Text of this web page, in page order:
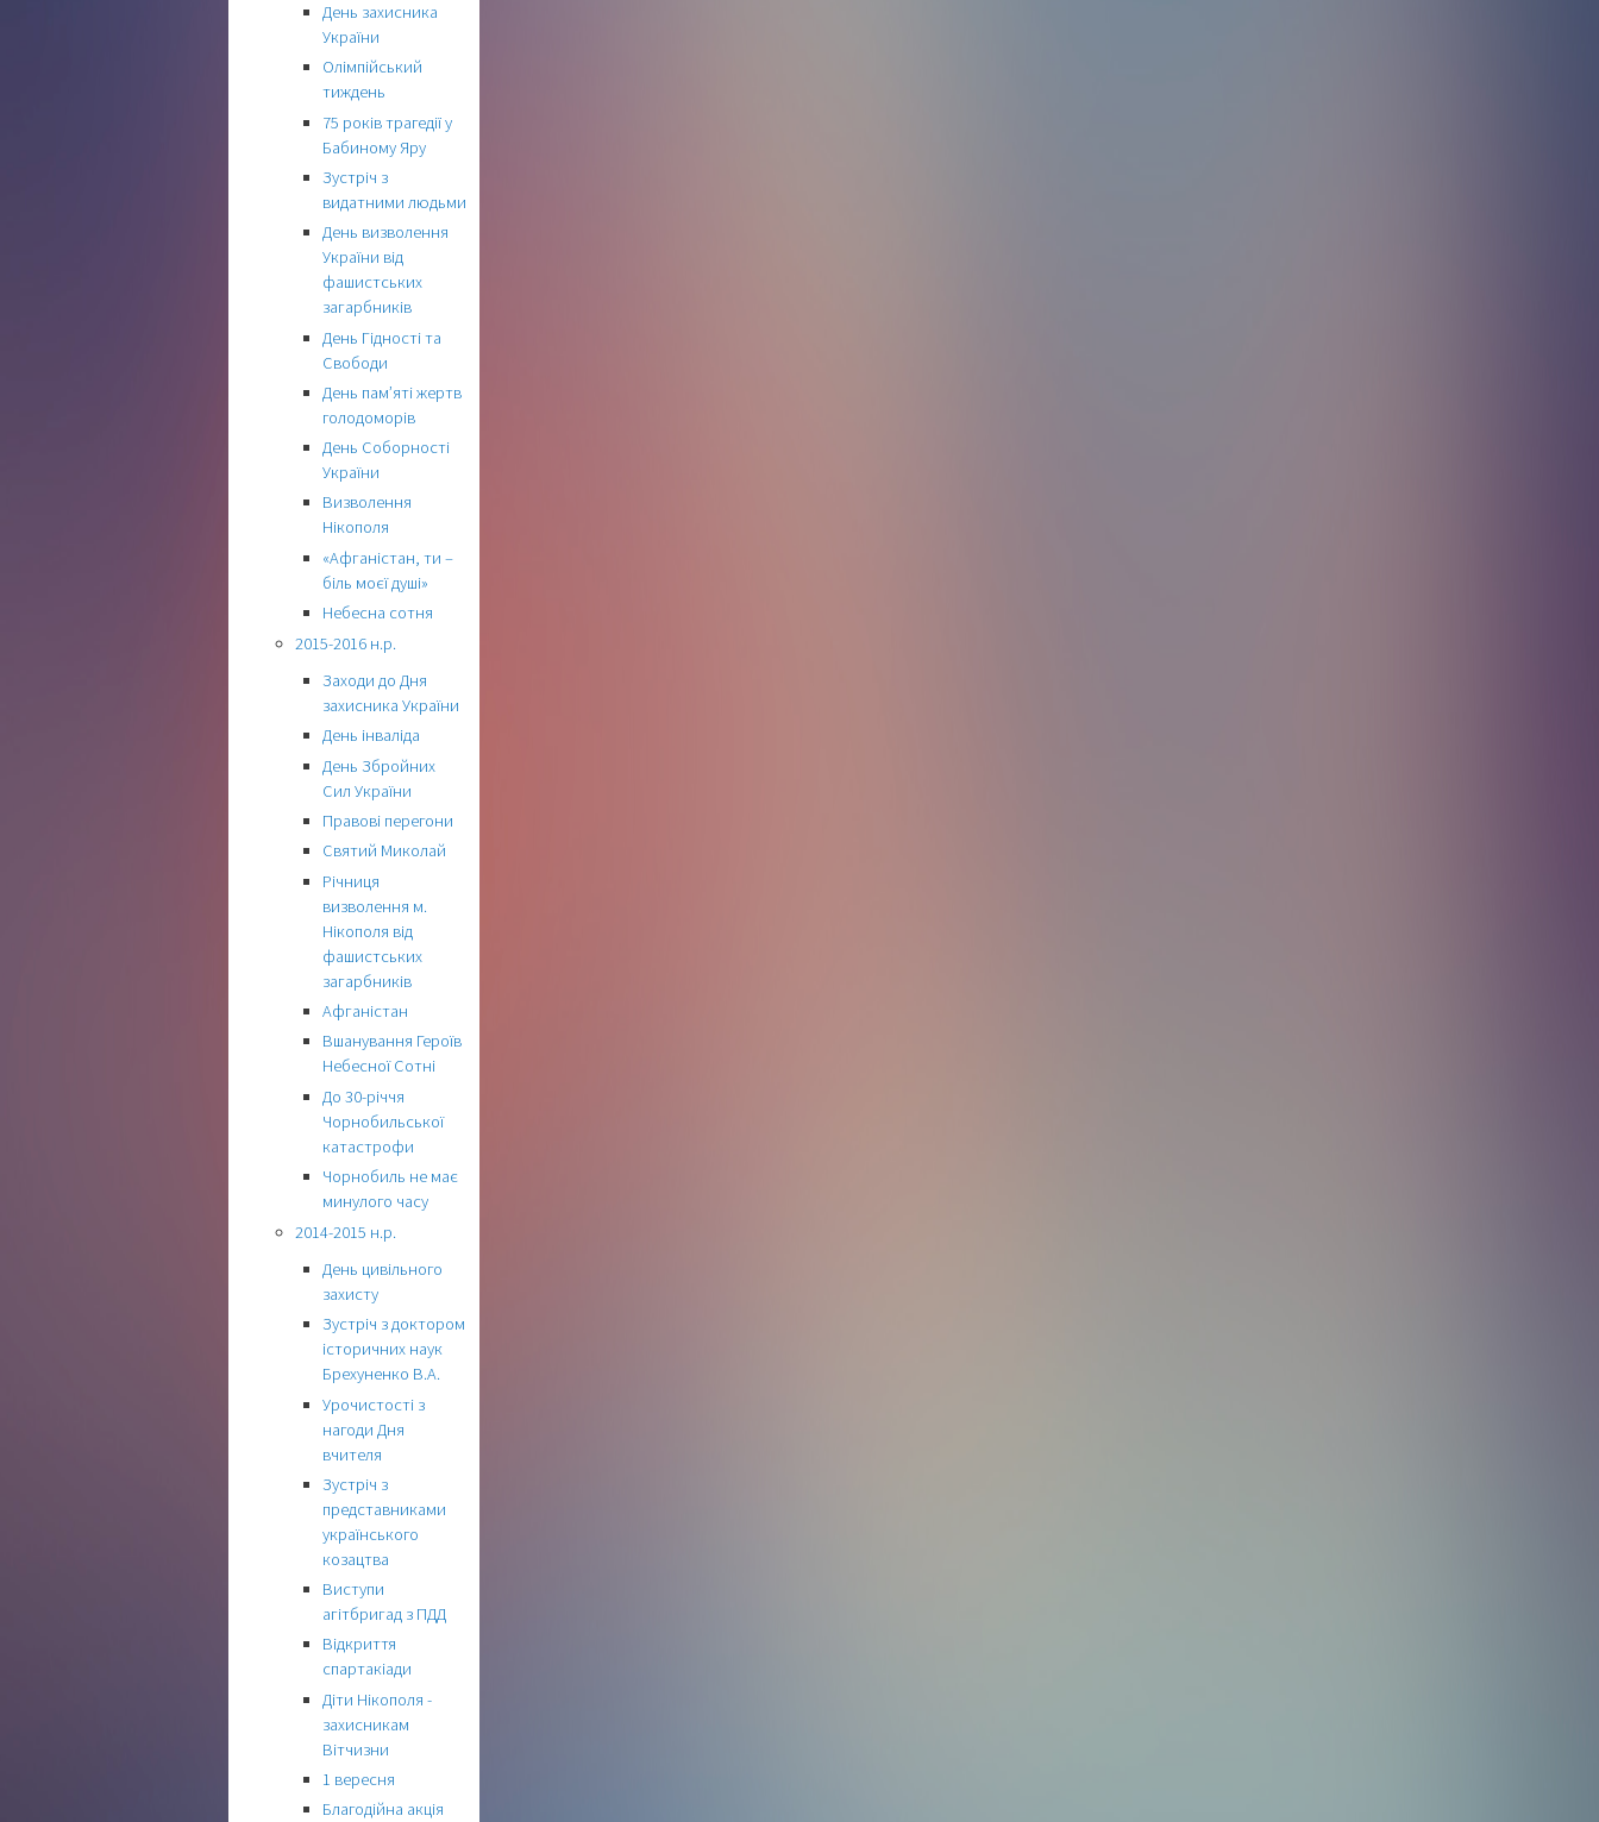
День захисника
України
Олімпійський
тиждень
75 років трагедії у
Бабиному Яру
Зустріч з
видатними людьми
День визволення
України від
фашистських
загарбників
День Гідності та
Свободи
День пам’яті жертв
голодоморів
День Соборності
України
Визволення
Нікополя
«Афганістан, ти –
біль моєї душі»
Небесна сотня
2015-2016 н.р.
Заходи до Дня
захисника України
День інваліда
День Збройних
Сил України
Правові перегони
Святий Миколай
Річниця
визволення м.
Нікополя від
фашистських
загарбників
Афганістан
Вшанування Героїв
Небесної Сотні
До 30-річчя
Чорнобильської
катастрофи
Чорнобиль не має
минулого часу
2014-2015 н.р.
День цивільного
захисту
Зустріч з доктором
історичних наук
Брехуненко В.А.
Урочистості з
нагоди Дня
вчителя
Зустріч з
представниками
українського
козацтва
Виступи
агітбригад з ПДД
Відкриття
спартакіади
Діти Нікополя -
захисникам
Вітчизни
1 вересня
Благодійна акція